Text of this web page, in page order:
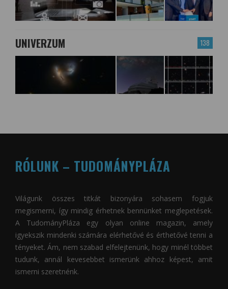
138
UNIVERZUM
RÓLUNK – TUDOMÁNYPLÁZA
Világunk összes titkát bizonyára sohasem fogjuk
megismerni, így mindig érhetnek bennünket meglepetések.
A TudományPláza egy olyan online magazin, amely
igyekszik mindenki számára elérhetővé és érthetővé tenni a
tényeket. Ám, nem szabad elfelejtenünk, hogy minél többet
tudunk, annál kevesebbet ismerünk ahhoz képest, amit
ismerni szeretnénk.